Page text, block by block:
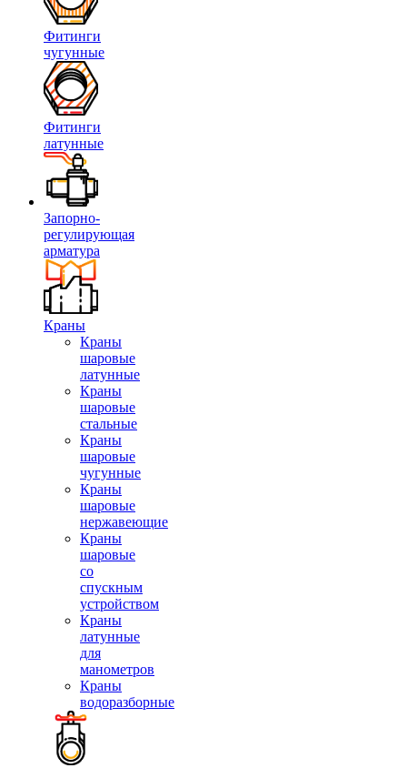
Фитинги
чугунные
Фитинги
латунные
Запорно-
регулирующая
арматура
Краны
Краны
шаровые
латунные
Краны
шаровые
стальные
Краны
шаровые
чугунные
Краны
шаровые
нержавеющие
Краны
шаровые
со
спускным
устройством
Краны
латунные
для
манометров
Краны
водоразборные